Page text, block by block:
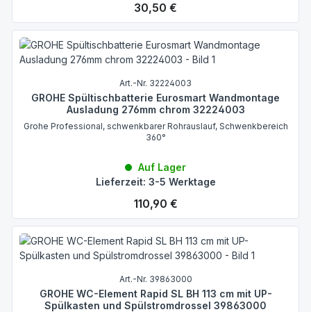
Regulärer Preis:
30,50 €
Art.-Nr. 32224003
GROHE Spültischbatterie Eurosmart Wandmontage
Ausladung 276mm chrom 32224003
Grohe Professional, schwenkbarer Rohrauslauf, Schwenkbereich
360°
Auf Lager
Lieferzeit: 3-5 Werktage
Regulärer Preis:
110,90 €
Art.-Nr. 39863000
GROHE WC-Element Rapid SL BH 113 cm mit UP-
Spülkasten und Spülstromdrossel 39863000